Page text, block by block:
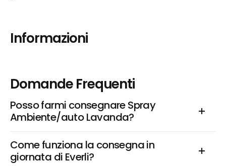
Informazioni
Domande Frequenti
Posso farmi consegnare Spray
Ambiente/auto Lavanda?
Come funziona la consegna in
giornata di Everli?